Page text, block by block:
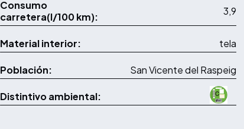
Consumo
carretera(l/100 km):
3,9
Material interior: tela
Población: San Vicente del Raspeig
Distintivo ambiental: